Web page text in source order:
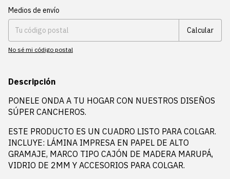
Entregas para el CP:
Medios de envío
Calcular
No sé mi código postal
Descripción
PONELE ONDA A TU HOGAR CON NUESTROS DISEÑOS
SÚPER CANCHEROS.
ESTE PRODUCTO ES UN CUADRO LISTO PARA COLGAR.
INCLUYE: LÁMINA IMPRESA EN PAPEL DE ALTO
GRAMAJE, MARCO TIPO CAJÓN DE MADERA MARUPÁ,
VIDRIO DE 2MM Y ACCESORIOS PARA COLGAR.